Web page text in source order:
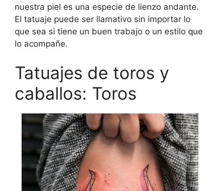
nuestra piel es una especie de lienzo andante.
El tatuaje puede ser llamativo sin importar lo
que sea si tiene un buen trabajo o un estilo que
lo acompañe.
Tatuajes de toros y
caballos: Toros